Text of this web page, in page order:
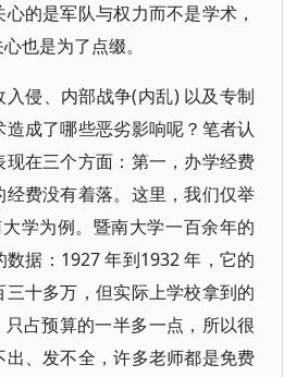
的是军队与权力而不是学术，
也是为了点缀。
侵、内部战争(内乱) 以及专制
成了哪些恶劣影响呢？笔者认
在三个方面：第一，办学经费
费没有着落。这里，我们仅举
学为例。暨南大学一百余年的
据：1927 年到1932 年，它的
十多万，但实际上学校拿到的
占预算的一半多一点，所以很
、发不全，许多老师都是免费